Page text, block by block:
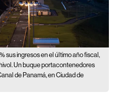
sus ingresos en el último año fiscal,
Un buque portacontenedores
de Panamá, en Ciudad de